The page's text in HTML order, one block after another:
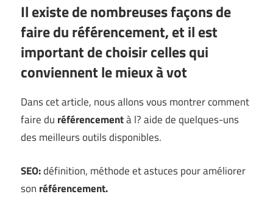
Il existe de nombreuses façons de
faire du référencement, et il est
important de choisir celles qui
conviennent le mieux à vot
Dans cet article, nous allons vous montrer comment
faire du référencementà l? aide de quelques-uns
des meilleurs outils disponibles.
SEO:définition, méthode et astuces pour améliorer
son référencement.